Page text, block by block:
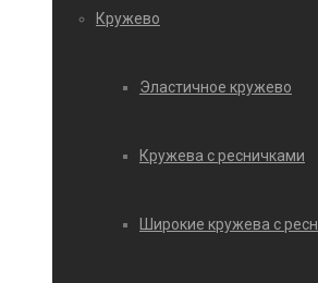
Кружево
Эластичное кружево
Кружева с ресничками
Широкие кружева с